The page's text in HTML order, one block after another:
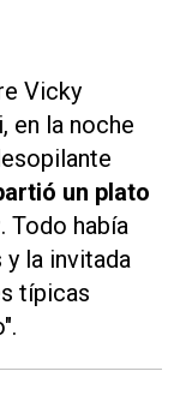
Vicky
en la noche
un plato
. Todo había
la invitada
típicas